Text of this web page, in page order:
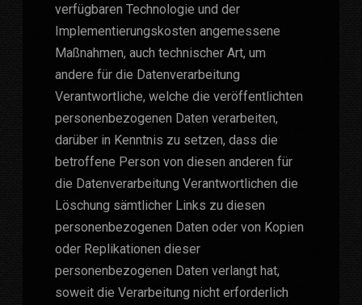
verfügbaren Technologie und der
Implementierungskosten angemessene
Maßnahmen, auch technischer Art, um
andere für die Datenverarbeitung
Verantwortliche, welche die veröffentlichten
personenbezogenen Daten verarbeiten,
darüber in Kenntnis zu setzen, dass die
betroffene Person von diesen anderen für
die Datenverarbeitung Verantwortlichen die
Löschung sämtlicher Links zu diesen
personenbezogenen Daten oder von Kopien
oder Replikationen dieser
personenbezogenen Daten verlangt hat,
soweit die Verarbeitung nicht erforderlich